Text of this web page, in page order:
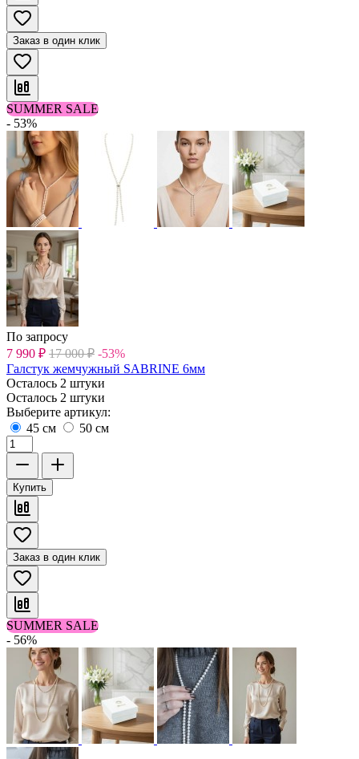
Заказ в один клик
SUMMER SALE
- 53%
По запросу
7 990 ₽ 17 000 ₽ -53%
Галстук жемчужный SABRINE 6мм
Осталось 2 штуки
Осталось 2 штуки
Выберите артикул:
45 см
50 см
Купить
Заказ в один клик
SUMMER SALE
- 56%